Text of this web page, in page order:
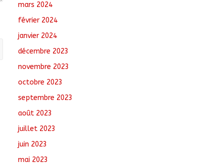
mars 2024
février 2024
janvier 2024
décembre 2023
novembre 2023
octobre 2023
septembre 2023
août 2023
juillet 2023
juin 2023
mai 2023